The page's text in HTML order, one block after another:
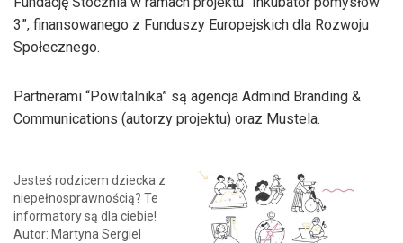
3”, finansowanego z Funduszy Europejskich dla Rozwoju
Społecznego.
Partnerami “Powitalnika” są agencja Admind Branding &
Communications (autorzy projektu) oraz Mustela.
Jesteś rodzicem dziecka z
niepełnosprawnością? Te
informatory są dla ciebie!
Autor: Martyna Sergiel